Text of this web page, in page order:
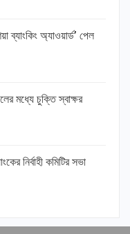
ব্যাংকিং অ্যাওয়ার্ড’ পেল
মধ্যে চুক্তি স্বাক্ষর
নির্বাহী কমিটির সভা